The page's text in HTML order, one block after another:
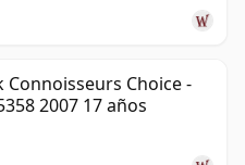
Connoisseurs Choice -
2007 17 años